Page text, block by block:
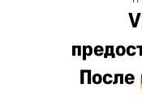
После